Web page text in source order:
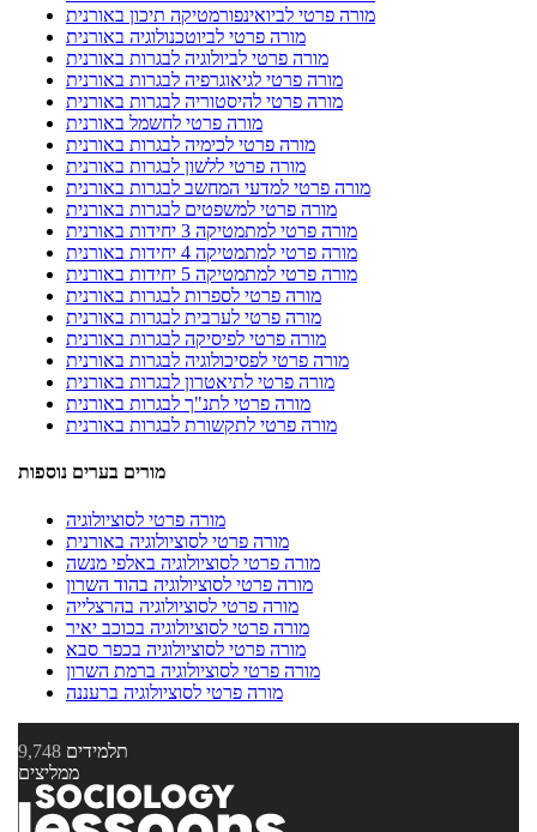
מורה פרטי לביואינפורמטיקה תיכון באורנית
מורה פרטי לביוטכנולוגיה באורנית
מורה פרטי לביולוגיה לבגרות באורנית
מורה פרטי לגיאוגרפיה לבגרות באורנית
מורה פרטי להיסטוריה לבגרות באורנית
מורה פרטי לחשמל באורנית
מורה פרטי לכימיה לבגרות באורנית
מורה פרטי ללשון לבגרות באורנית
מורה פרטי למדעי המחשב לבגרות באורנית
מורה פרטי למשפטים לבגרות באורנית
מורה פרטי למתמטיקה 3 יחידות באורנית
מורה פרטי למתמטיקה 4 יחידות באורנית
מורה פרטי למתמטיקה 5 יחידות באורנית
מורה פרטי לספרות לבגרות באורנית
מורה פרטי לערבית לבגרות באורנית
מורה פרטי לפיסיקה לבגרות באורנית
מורה פרטי לפסיכולוגיה לבגרות באורנית
מורה פרטי לתיאטרון לבגרות באורנית
מורה פרטי לתנ"ך לבגרות באורנית
מורה פרטי לתקשורת לבגרות באורנית
מורים בערים נוספות
מורה פרטי לסוציולוגיה
מורה פרטי לסוציולוגיה באורנית
מורה פרטי לסוציולוגיה באלפי מנשה
מורה פרטי לסוציולוגיה בהוד השרון
מורה פרטי לסוציולוגיה בהרצלייה
מורה פרטי לסוציולוגיה בכוכב יאיר
מורה פרטי לסוציולוגיה בכפר סבא
מורה פרטי לסוציולוגיה ברמת השרון
מורה פרטי לסוציולוגיה ברעננה
9,748 תלמידים
ממליצים